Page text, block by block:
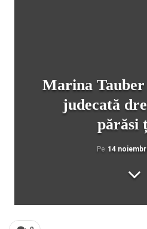
Marina
judecată
părăsi
Pe 14